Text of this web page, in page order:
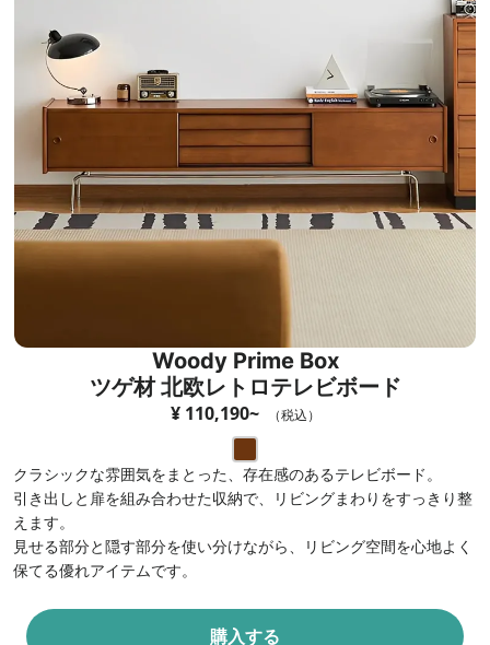
Woody Prime Box
ツゲ材 北欧レトロテレビボード
¥ 110,190~ （税込）
クラシックな雰囲気をまとった、存在感のあるテレビボード。
引き出しと扉を組み合わせた収納で、リビングまわりをすっきり整
えます。
見せる部分と隠す部分を使い分けながら、リビング空間を心地よく
保てる優れアイテムです。
購入する